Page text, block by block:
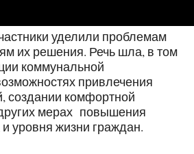
уделили проблемам
их решения. Речь шла, в том
коммунальной
привлечения
создании комфортной
мерах повышения
уровня жизни граждан.